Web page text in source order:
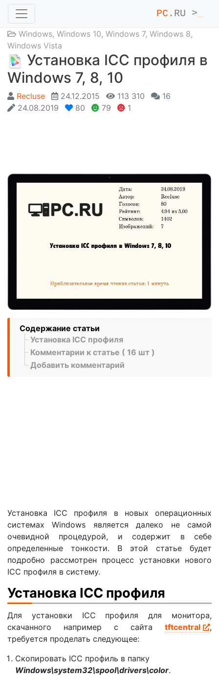
PC .RU >
Windows, Windows 10, Windows 7, Windows 8,
Windows Vista
Установка ICC профиля в
Windows 7, 8, 10
Recluse 24.12.2015 113 310
16
24.08.2019
80 79 1
Содержание статьи
Установка ICC профиля
Комментарии к статье ( 16 шт )
Добавить комментарий
Установка ICC профиля в новых операционных
системах Windows является далеко не самой
очевидной процедурой, и содержит в себе
определенные тонкости. В этой статье будет
подробно рассмотрен процесс установки нового
ICC профиля в систему.
Установка ICC профиля
Для установки ICC профиля для монитора,
скачанного например с сайта tftcentral
,
требуется проделать следующее:
Скопировать ICC профиль в папку
Windows\system32\spool\drivers\color.